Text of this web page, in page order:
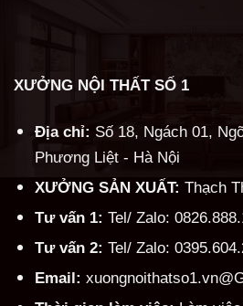
XƯỞNG NỘI THẤT SỐ 1
Địa chỉ: Số 18, Ngách 01,
Phương Liệt - Hà Nội
XƯỞNG SẢN XUẤT: Thạch
Tư vấn 1: Tel/ Zalo:
Tư vấn 2: Tel/ Zalo:
Email: